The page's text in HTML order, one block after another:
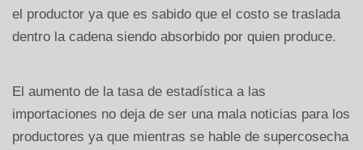
el productor ya que es sabido que el costo se traslada
dentro la cadena siendo absorbido por quien produce.
El aumento de la tasa de estadística a las
importaciones no deja de ser una mala noticias para los
productores ya que mientras se hable de supercosecha